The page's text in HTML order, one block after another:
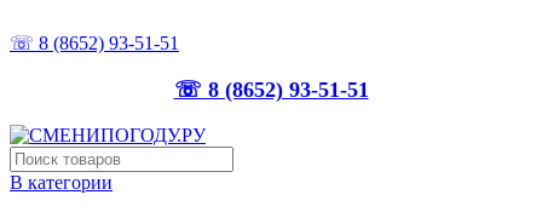
☏ 8 (8652) 93-51-51
☏ 8 (8652) 93-51-51
В категории